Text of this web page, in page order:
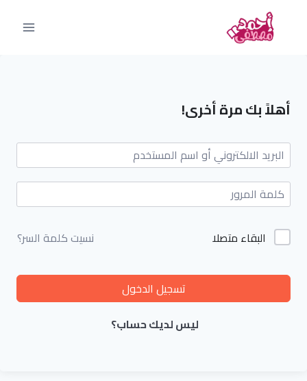
أهلاً بك مرة أخرى!
البقاء متصلا نسيت كلمة السر؟
تسجيل الدخول
ليس لديك حساب؟